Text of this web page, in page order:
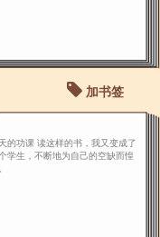
加书签
的功课 读这样的书，我又变成了
学生，不断地为自己的空缺而惶